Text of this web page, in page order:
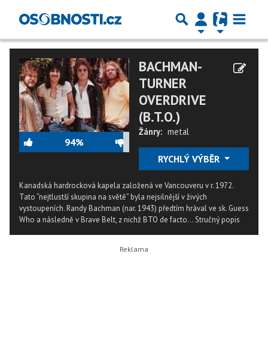
94%
BACHMAN-
TURNER
OVERDRIVE
(B.T.O.)
Žánry: metal
RYCHLÝ VÝBĚR
Kanadská hardrocková kapela založená ve Vancouveru v r. 1972.
Tato “nejtlustší skupina na světě” byla nejsilnější v živých
vystoupeních. Randy Bachman (nar. 1943) předtím hrával ve sk. Guess
Who a následně v Brave Belt, z nichž BTO de facto...Stručný popis